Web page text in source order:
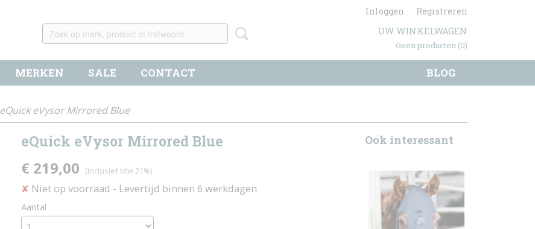
Inloggen Registreren
UW WINKELWAGEN
Geen producten (0)
BLOG
MERKEN SALE CONTACT
eQuick eVysor Mirrored Blue
eQuick eVysor Mirrored Blue
€ 219,00 (inclusief btw 21%)
✘ Niet op voorraad - Levertijd binnen 6 werkdagen
Aantal
Ook interessant